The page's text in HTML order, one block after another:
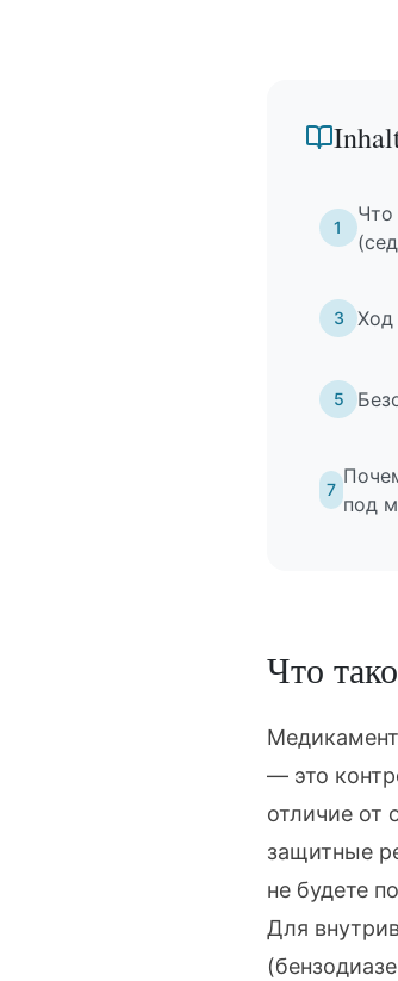
1
Что
3 Ход
5
7
под
Что
— это
отличие от
защитные
не будете
Для